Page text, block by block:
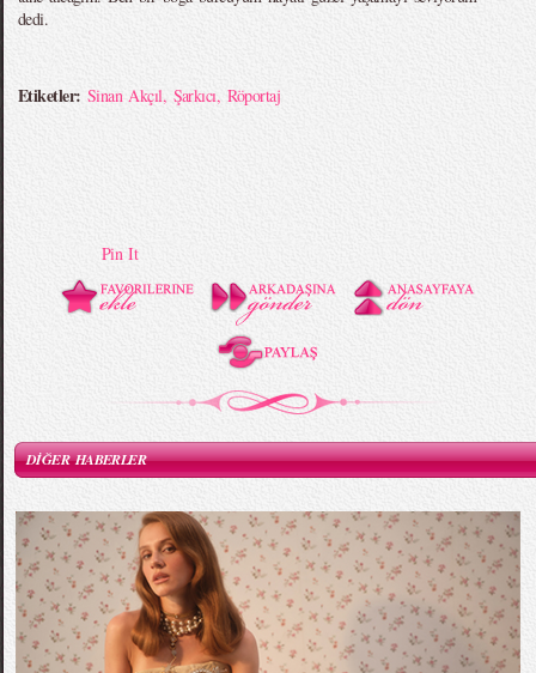
dedi.
Etiketler: Sinan Akçıl, Şarkıcı, Röportaj
Pin It
DİĞER HABERLER